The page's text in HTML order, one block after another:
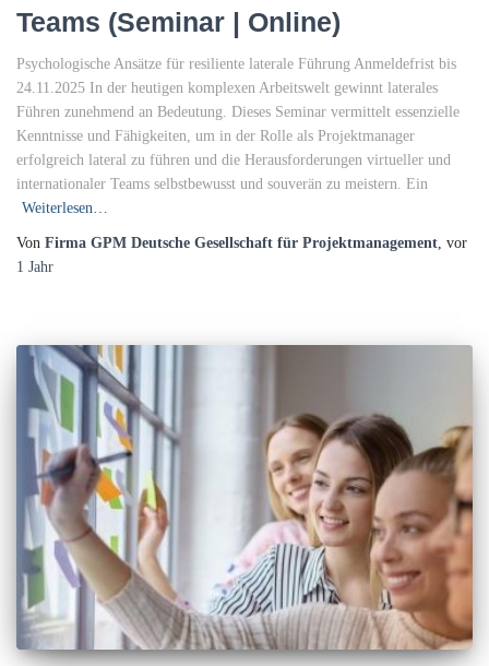
Teams (Seminar | Online)
Psychologische Ansätze für resiliente laterale Führung Anmeldefrist bis
24.11.2025 In der heutigen komplexen Arbeitswelt gewinnt laterales
Führen zunehmend an Bedeutung. Dieses Seminar vermittelt essenzielle
Kenntnisse und Fähigkeiten, um in der Rolle als Projektmanager
erfolgreich lateral zu führen und die Herausforderungen virtueller und
internationaler Teams selbstbewusst und souverän zu meistern. Ein
Weiterlesen…
Von Firma GPM Deutsche Gesellschaft für Projektmanagement , vor
1 Jahr